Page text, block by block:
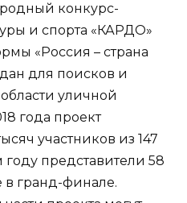
конкурс-
и спорта «КАРДО»
«Россия – страна
для поисков и
уличной
года проект
участников из 147
представители 58
в гранд-финале.